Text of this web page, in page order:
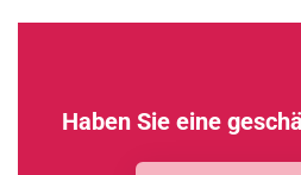
Haben Sie eine